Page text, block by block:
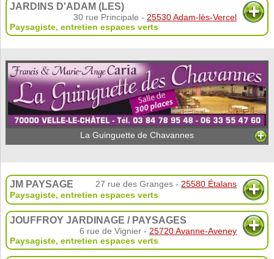
JARDINS D'ADAM (LES)
30 rue Principale - 25530 Adam-lès-Vercel
Paysagiste, entretien espaces verts
La Guinguette de Chavannes
JM PAYSAGE 27 rue des Granges - 25580 Étalans
Paysagiste, entretien espaces verts
JOUFFROY JARDINAGE / PAYSAGES
6 rue de Vignier - 25720 Avanne-Aveney
Paysagiste, entretien espaces verts